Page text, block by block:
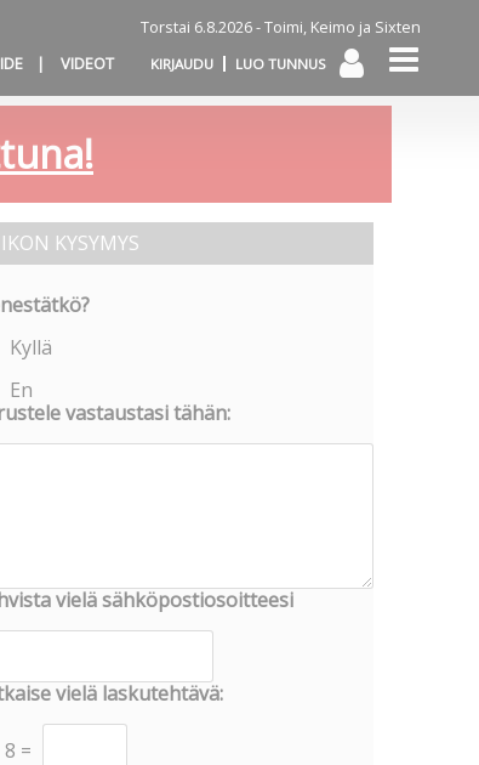
Torstai 6.8.2026 -Toimi, Keimo ja Sixten
VIDEOT KIRJAUDU LUO TUNNUS
KYSYMYS
Kyllä
En
vastaustasi tähän:
vielä sähköpostiosoitteesi
vielä laskutehtävä:
8 =